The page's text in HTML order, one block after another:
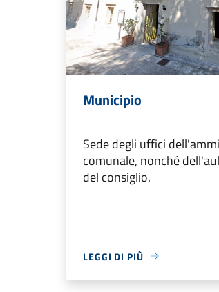
Municipio
Sede degli uffici
comunale, nonché
del consiglio.
LEGGI DI PIÙ